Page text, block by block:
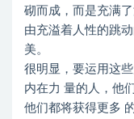
砌而成，而是充满了
由充溢着人性的跳
美。
很明显，要运用这
内在力 量的人，他
他们都将获得更多